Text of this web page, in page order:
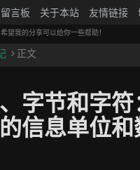
留言板 关于本站 友情链接
望我的分享可以给你一些帮助！
正文
字节和字
信息单位和